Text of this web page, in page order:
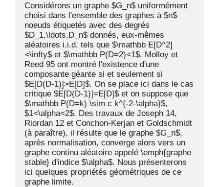
Considérons un graphe $G_n$ uniformément
choisi dans l'ensemble des graphes à $n$
noeuds étiquetés avec des degrés
$D_1,\ldots,D_n$ donnés, eux-mêmes
aléatoires i.i.d. tels que $\mathbb E[D^2]
<\infty$ et $\mathbb P(D=2)<1$. Molloy et
Reed 95 ont montré l'existence d'une
composante géante si et seulement si
$E[D(D-1)]>E[D]$. On se place ici dans le cas
critique $E[D(D-1)]=E[D]$ et on suppose que
$\mathbb P(D=k) \sim c k^{-2-\alpha}$,
$1<\alpha<2$. Des travaux de Joseph 14,
Riordan 12 et Conchon-Kerjan et Goldschmidt
(à paraître), il résulte que le graphe $G_n$,
après normalisation, converge alors vers un
graphe continu aléatoire appelé \emph{graphe
stable} d'indice $\alpha$. Nous présenterons
ici quelques propriétés géométriques de ce
graphe limite.